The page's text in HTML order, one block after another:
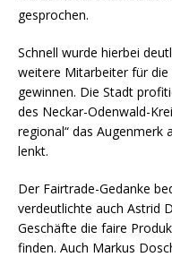
gesprochen.
Schnell wurde hierbei
weitere Mitarbeiter für die
gewinnen. Die Stadt
des Neckar-Odenwald-
regional“ das Augenmerk
lenkt.
Der Fairtrade-Gedanke
verdeutlichte auch Astrid
Geschäfte die faire
finden. Auch Markus